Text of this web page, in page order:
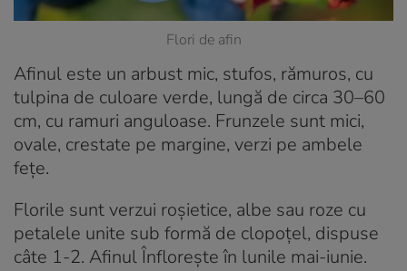
Flori de afin
Afinul este un arbust mic, stufos, rămuros, cu
tulpina de culoare verde, lungă de circa 30–60
cm, cu ramuri anguloase. Frunzele sunt mici,
ovale, crestate pe margine, verzi pe ambele
fețe.
Florile sunt verzui roșietice, albe sau roze cu
petalele unite sub formă de clopoțel, dispuse
câte 1-2. Afinul Înflorește în lunile mai-iunie.